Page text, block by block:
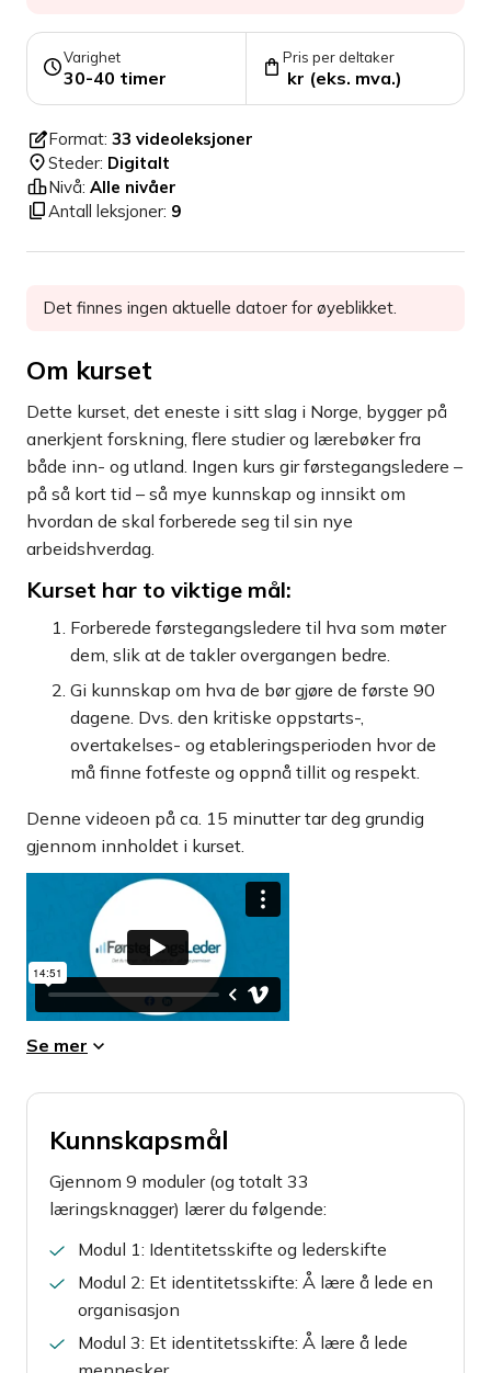
Om kurset
Dette kurset, det eneste i sitt slag i Norge, bygger på
anerkjent forskning, flere studier og lærebøker fra
både inn- og utland. Ingen kurs gir førstegangsledere –
på så kort tid – så mye kunnskap og innsikt om
hvordan de skal forberede seg til sin nye
arbeidshverdag.
Kurset har to viktige mål:
Forberede førstegangsledere til hva som møter
dem, slik at de takler overgangen bedre.
Gi kunnskap om hva de bør gjøre de første 90
dagene. Dvs. den kritiske oppstarts-,
overtakelses- og etableringsperioden hvor de
må finne fotfeste og oppnå tillit og respekt.
Denne videoen på ca. 15 minutter tar deg grundig
gjennom innholdet i kurset.
Se mer
Kunnskapsmål
Gjennom 9 moduler (og totalt 33
læringsknagger) lærer du følgende:
Modul 1: Identitetsskifte og lederskifte
Modul 2: Et identitetsskifte: Å lære å lede en
organisasjon
Modul 3: Et identitetsskifte: Å lære å lede
Varighet
30-40 timer
Pris per deltaker
kr (eks. mva.)
Format: 33 videoleksjoner
Steder: Digitalt
Nivå: Alle nivåer
Antall leksjoner: 9
Det finnes ingen aktuelle datoer for øyeblikket.